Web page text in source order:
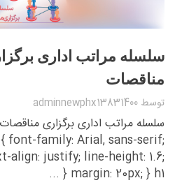
سلسله مراتب اداری
مناقصات
توسط adminnewphx13831400
سلسله مراتب اداری برگزاری مناقصات
font-family: Arial, sans-serif;
align: justify; line-height: 1.6;
margin: 20px; } h1 { ...